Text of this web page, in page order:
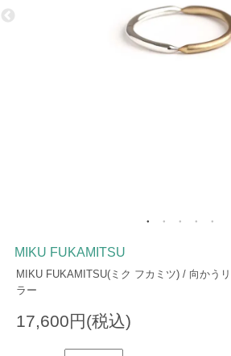
MIKU FUKAMITSU
MIKU FUKAMITSU(ミク フカミツ) / 向かう
ラー
17,600円(税込)